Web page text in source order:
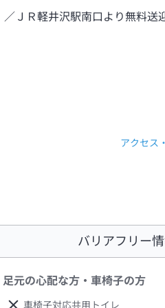
ＪＲ軽井沢駅南口より無料送
アクセス
バリアフリー
足元の心配な方・車椅子の方
車椅子対応共用トイレ